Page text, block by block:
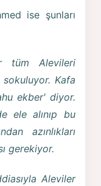
ise şunları
tüm Alevileri
sokuluyor. Kafa
ekber' diyor.
ele alınıp bu
azınlıkları
gerekiyor.
Aleviler